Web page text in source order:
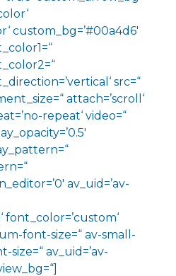
custom_bg=’#00a4d6′
src=“
attach=’scroll‘
repeat‘ video=“
av_uid=’av-
font_color=’custom‘
font-size=“ av-small-
size=“ av_uid=’av-